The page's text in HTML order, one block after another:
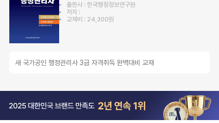
출판사 : 한국행정정보연구원
저자 :
교재비 : 24,300원
새 국가공인 행정관리사 3급 자격취득 완벽대비 교재